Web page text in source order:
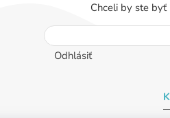
Chceli by ste byť
Odhlásiť